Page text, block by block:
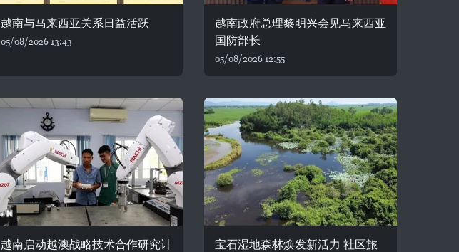
越南与马来西亚关系日益活跃
05/08/2026 13:43
越南政府总理黎明兴会见马来西亚
国防部长
05/08/2026 12:55
越南启动越澳战略技术合作研究计
宝石湿地森林焕发新活力 社区旅